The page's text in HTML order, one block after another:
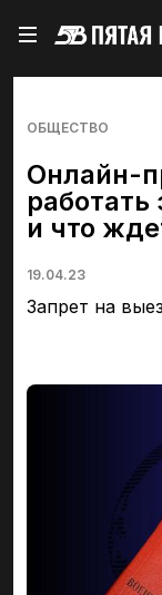
ОБЩЕСТВО
Онлайн-
и что
19.04.23
Запрет на